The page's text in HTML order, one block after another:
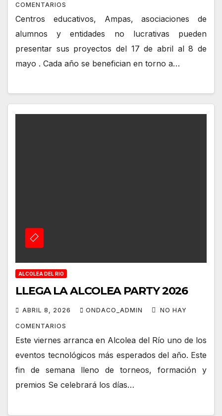
COMENTARIOS
Centros educativos, Ampas, asociaciones de
alumnos y entidades no lucrativas pueden
presentar sus proyectos del 17 de abril al 8 de
mayo . Cada año se benefician en torno a…
ALCOLEA DEL RIO
LLEGA LA ALCOLEA PARTY 2026
ABRIL 8, 2026 ONDACO_ADMIN NO HAY
COMENTARIOS
Este viernes arranca en Alcolea del Río uno de los
eventos tecnológicos más esperados del año. Este
fin de semana lleno de torneos, formación y
premios Se celebrará los días…